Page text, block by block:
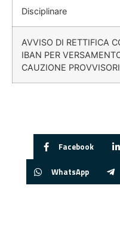
Disciplinare
AVVISO DI RETTIFICA
IBAN PER
CAUZIONE
Facebook
WhatsApp